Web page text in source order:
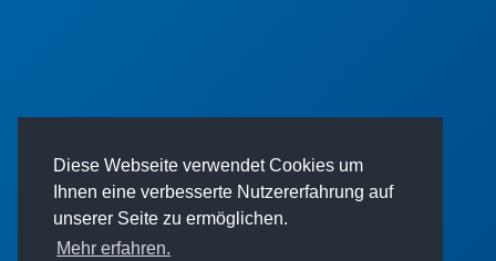
Diese Webseite verwendet Cookies um
Ihnen eine verbesserte Nutzererfahrung auf
unserer Seite zu ermöglichen.
Mehr erfahren.